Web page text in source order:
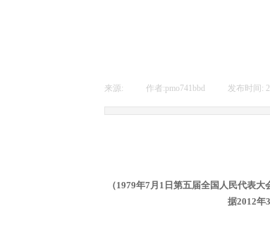
来源: 作者:pmo741bbd 发布时间:
（1979年7月1日第五届全国人民代表
据2012年